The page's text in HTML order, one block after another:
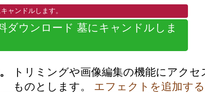
ャンドルします。
ダウンロード 墓にキャンドルしま
トリミングや画像編集の機能にアク
ものとします。 エフェクトを追加する